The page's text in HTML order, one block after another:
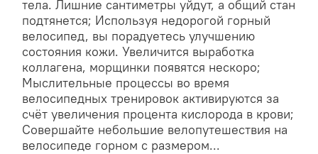
тела. Лишние сантиметры уйдут, а общий стан
подтянется; Используя недорогой горный
велосипед, вы порадуетесь улучшению
состояния кожи. Увеличится выработка
коллагена, морщинки появятся нескоро;
Мыслительные процессы во время
велосипедных тренировок активируются за
счёт увеличения процента кислорода в крови;
Совершайте небольшие велопутешествия на
велосипеде горном с размером...